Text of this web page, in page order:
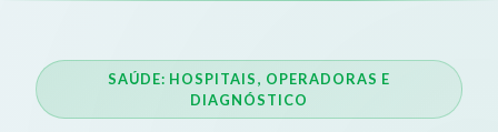
SAÚDE: HOSPITAIS, OPERADORAS E
DIAGNÓSTICO